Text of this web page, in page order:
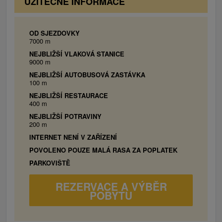
OD SJEZDOVKY
7000 m
NEJBLIŽŠÍ VLAKOVÁ STANICE
9000 m
NEJBLIŽŠÍ AUTOBUSOVÁ ZASTÁVKA
100 m
NEJBLIŽŠÍ RESTAURACE
400 m
NEJBLIŽŠÍ POTRAVINY
200 m
INTERNET NENÍ V ZAŘÍZENÍ
POVOLENO POUZE MALÁ RASA ZA POPLATEK
PARKOVIŠTĚ
REZERVACE A VÝBĚR
POBYTU